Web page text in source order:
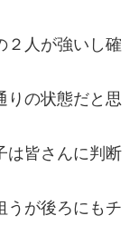
２人が強いし確
りの状態だと思
は皆さんに判断
うが後ろにもチ